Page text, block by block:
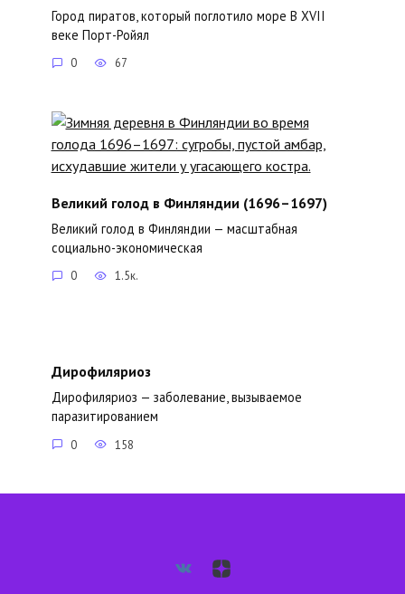
Город пиратов, который поглотило море В XVII
веке Порт-Ройял
0 67
Великий голод в Финляндии (1696–1697)
Великий голод в Финляндии — масштабная
социально-экономическая
0 1.5к.
Дирофиляриоз
Дирофиляриоз — заболевание, вызываемое
паразитированием
0 158